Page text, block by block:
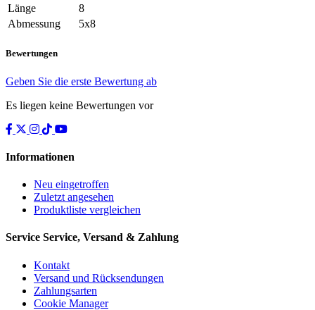
Länge
8
Abmessung
5x8
Bewertungen
Geben Sie die erste Bewertung ab
Es liegen keine Bewertungen vor
Informationen
Neu eingetroffen
Zuletzt angesehen
Produktliste vergleichen
Service Service, Versand & Zahlung
Kontakt
Versand und Rücksendungen
Zahlungsarten
Cookie Manager